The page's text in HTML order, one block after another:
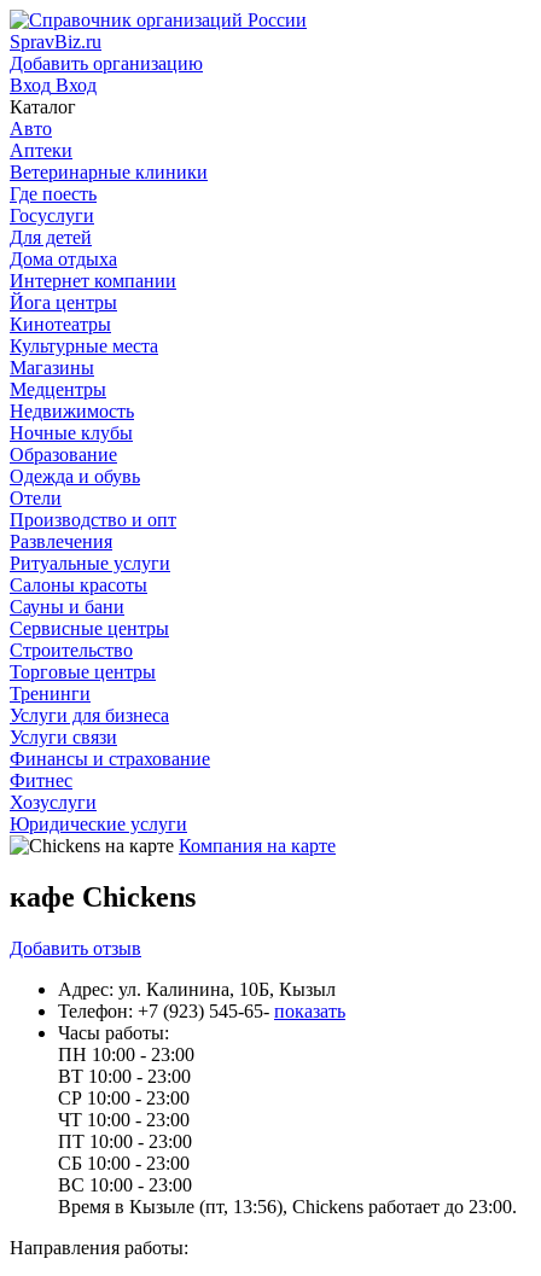
SpravBiz.ru
Добавить организацию
Вход Вход
Каталог
Авто
Аптеки
Ветеринарные клиники
Где поесть
Госуслуги
Для детей
Дома отдыха
Интернет компании
Йога центры
Кинотеатры
Культурные места
Магазины
Медцентры
Недвижимость
Ночные клубы
Образование
Одежда и обувь
Отели
Производство и опт
Развлечения
Ритуальные услуги
Салоны красоты
Сауны и бани
Сервисные центры
Строительство
Торговые центры
Тренинги
Услуги для бизнеса
Услуги связи
Финансы и страхование
Фитнес
Хозуслуги
Юридические услуги
Компания на карте
кафе Chickens
Добавить отзыв
Адрес: ул. Калинина, 10Б, Кызыл
Телефон: +7 (923) 545-65- показать
Часы работы:
ПН 10:00 - 23:00
ВТ 10:00 - 23:00
СР 10:00 - 23:00
ЧТ 10:00 - 23:00
ПТ 10:00 - 23:00
СБ 10:00 - 23:00
ВС 10:00 - 23:00
Время в Кызыле (пт, 13:56), Chickens работает до 23:00.
Направления работы: